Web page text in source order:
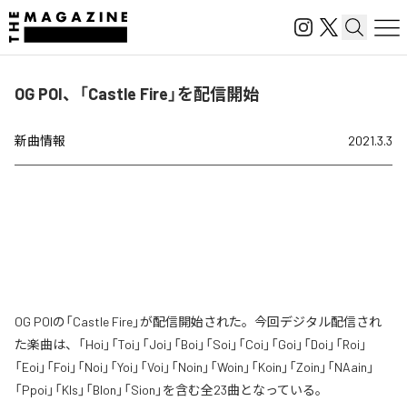
OG POI、「Castle Fire」を配信開始
新曲情報 2021.3.3
OG POIの「Castle Fire」が配信開始された。今回デジタル配信され
た楽曲は、「Hoi」「Toi」「Joi」「Boi」「Soi」「Coi」「Goi」「Doi」「Roi」
「Eoi」「Foi」「Noi」「Yoi」「Voi」「Noin」「Woin」「Koin」「Zoin」「NAain」
「Ppoi」「Kls」「Blon」「Sion」を含む全23曲となっている。